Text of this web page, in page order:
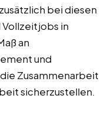
bei diesen
in
an
und
Zusammenarbeit
sicherzustellen.